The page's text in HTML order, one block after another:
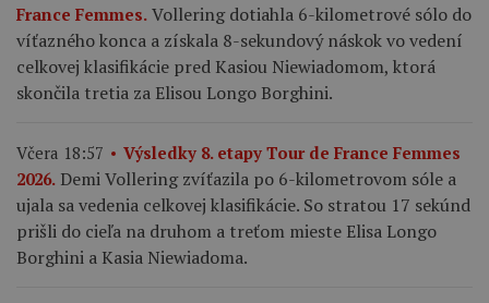
France Femmes. Vollering dotiahla 6-kilometrové sólo do
víťazného konca a získala 8-sekundový náskok vo vedení
celkovej klasifikácie pred Kasiou Niewiadomom, ktorá
skončila tretia za Elisou Longo Borghini.
Včera 18:57
Výsledky 8. etapy Tour de France Femmes
2026. Demi Vollering zvíťazila po 6-kilometrovom sóle a
ujala sa vedenia celkovej klasifikácie. So stratou 17 sekúnd
prišli do cieľa na druhom a treťom mieste Elisa Longo
Borghini a Kasia Niewiadoma.